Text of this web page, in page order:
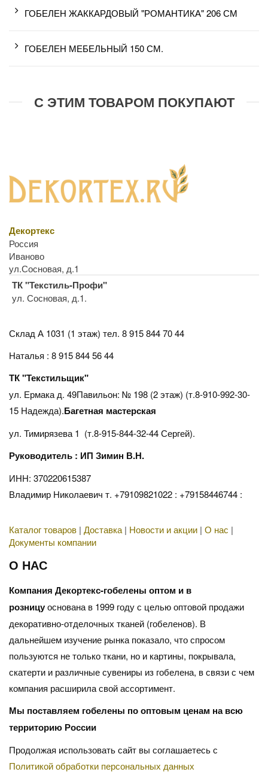
ГОБЕЛЕН ЖАККАРДОВЫЙ "РОМАНТИКА" 206 СМ
ГОБЕЛЕН МЕБЕЛЬНЫЙ 150 СМ.
С ЭТИМ ТОВАРОМ ПОКУПАЮТ
Декортекс
Россия
Иваново
ул.Сосновая, д.1
ТК "Текстиль-Профи"
ул. Сосновая, д.1.
Склад А 1031 (1 этаж) тел. 8 915 844 70 44
Наталья : 8 915 844 56 44
ТК "Текстильщик"
ул. Ермака д. 49Павильон: № 198 (2 этаж) (т.8-910-992-30-
15 Надежда).Багетная мастерская
ул. Тимирязева 1 (т.8-915-844-32-44 Сергей).
Руководитель : ИП Зимин В.Н.
ИНН: 370220615387
Владимир Николаевич т. +79109821022 : +79158446744 :
Каталог товаров | Доставка | Новости и акции | О нас |
Документы компании
О НАС
Компания Декортекс-гобелены оптом и в
розницуоснована в 1999 году с целью оптовой продажи
декоративно-отделочных тканей (гобеленов). В
дальнейшем изучение рынка показало, что спросом
пользуются не только ткани, но и картины, покрывала,
скатерти и различные сувениры из гобелена, в связи с чем
компания расширила свой ассортимент.
Мы поставляем гобелены по оптовым ценам на всю
территорию России
Продолжая использовать сайт вы соглашаетесь с
Политикой обработки персональных данных